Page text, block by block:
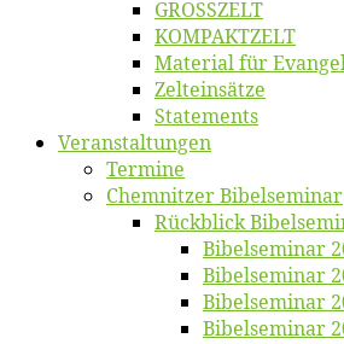
GROSSZELT
KOMPAKTZELT
Ma­te­ri­al für
Zelt­ein­sät­ze
State­ments
Ver­an­stal­tun­gen
Ter­mi­ne
Chemnit­zer Bibelseminar
Rück­blick
Bi­bel­se­mi­nar
Bi­bel­se­mi­nar
Bi­bel­se­mi­nar
Bi­bel­se­mi­nar